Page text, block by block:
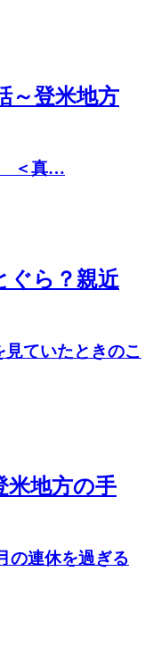
～登米地方
＜真…
ぐら？親近
ていたときのこ
米地方の手
の連休を過ぎる